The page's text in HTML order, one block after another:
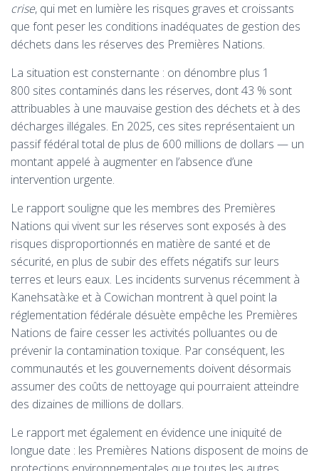
crise, qui met en lumière les risques graves et croissants
que font peser les conditions inadéquates de gestion des
déchets dans les réserves des Premières Nations.
La situation est consternante : on dénombre plus 1
800 sites contaminés dans les réserves, dont 43 % sont
attribuables à une mauvaise gestion des déchets et à des
décharges illégales. En 2025, ces sites représentaient un
passif fédéral total de plus de 600 millions de dollars — un
montant appelé à augmenter en l’absence d’une
intervention urgente.
Le rapport souligne que les membres des Premières
Nations qui vivent sur les réserves sont exposés à des
risques disproportionnés en matière de santé et de
sécurité, en plus de subir des effets négatifs sur leurs
terres et leurs eaux. Les incidents survenus récemment à
Kanehsatà:ke et à Cowichan montrent à quel point la
réglementation fédérale désuète empêche les Premières
Nations de faire cesser les activités polluantes ou de
prévenir la contamination toxique. Par conséquent, les
communautés et les gouvernements doivent désormais
assumer des coûts de nettoyage qui pourraient atteindre
des dizaines de millions de dollars.
Le rapport met également en évidence une iniquité de
longue date : les Premières Nations disposent de moins de